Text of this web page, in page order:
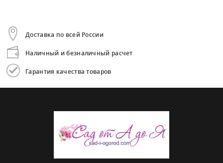
Доставка по всей России
Наличный и безналичный расчет
Гарантия качества товаров